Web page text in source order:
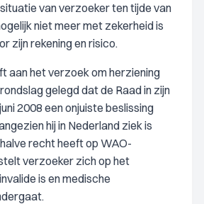
van verzoeker ten tijde van
niet meer met zekerheid is
zijn rekening en risico.
aan het verzoek om herziening
gelegd dat de Raad in zijn
2008 een onjuiste beslissing
hij in Nederland ziek is
recht heeft op WAO-
verzoeker zich op het
is en medische